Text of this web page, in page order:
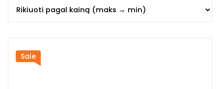
Sale